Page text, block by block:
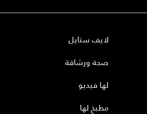
لايف ستايل
صحة ورشاقة
لها فيديو
مطبخ لها